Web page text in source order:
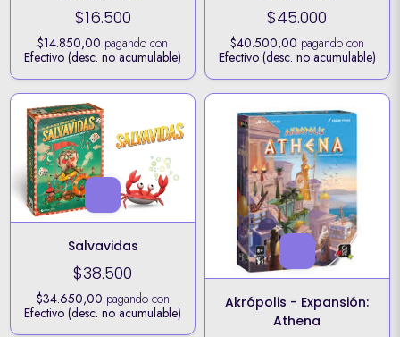
$16.500
$14.850,00 pagando con
Efectivo (desc. no acumulable)
$45.000
$40.500,00 pagando con
Efectivo (desc. no acumulable)
Salvavidas
$38.500
$34.650,00 pagando con
Efectivo (desc. no acumulable)
Akrópolis - Expansión:
Athena